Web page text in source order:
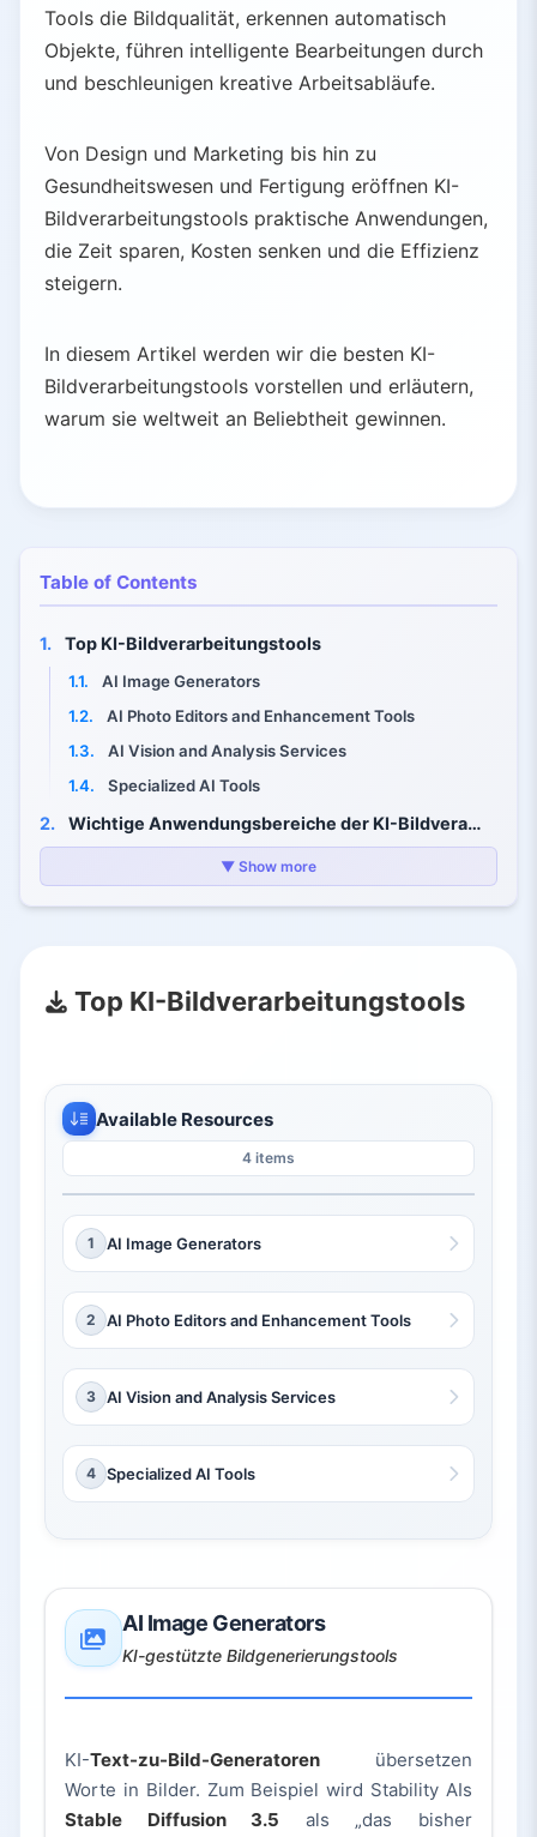
Tools die Bildqualität, erkennen automatisch
Objekte, führen intelligente Bearbeitungen durch
und beschleunigen kreative Arbeitsabläufe.
Von Design und Marketing bis hin zu
Gesundheitswesen und Fertigung eröffnen KI-
Bildverarbeitungstools praktische Anwendungen,
die Zeit sparen, Kosten senken und die Effizienz
steigern.
In diesem Artikel werden wir die besten KI-
Bildverarbeitungstools vorstellen und erläutern,
warum sie weltweit an Beliebtheit gewinnen.
Table of Contents
1. Top KI-Bildverarbeitungstools
1.1.
AI Image Generators
1.2.
AI Photo Editors and Enhancement Tools
1.3.
AI Vision and Analysis Services
1.4.
Specialized AI Tools
2. Wichtige Anwendungsbereiche der KI-Bildverarbeitung
Kunstgenerierung▼ Show more
Top KI-Bildverarbeitungstools
Available Resources
4 items
1 AI Image Generators
2 AI Photo Editors and Enhancement Tools
3 AI Vision and Analysis Services
4 Specialized AI Tools
AI Image Generators
KI-gestützte Bildgenerierungstools
KI-Text-zu-Bild-Generatoren übersetzen
Worte in Bilder. Zum Beispiel wird Stability AIs
Stable Diffusion 3.5 als „das bisher